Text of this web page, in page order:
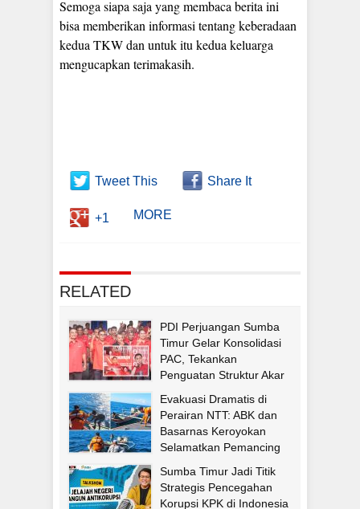
Semoga siapa saja yang membaca berita ini
bisa memberikan informasi tentang keberadaan
kedua TKW dan untuk itu kedua keluarga
mengucapkan terimakasih.
Tweet This Share It
+1 MORE
RELATED
PDI Perjuangan Sumba
Timur Gelar Konsolidasi
PAC, Tekankan
Penguatan Struktur Akar
Evakuasi Dramatis di
Perairan NTT: ABK dan
Basarnas Keroyokan
Selamatkan Pemancing
Sumba Timur Jadi Titik
Strategis Pencegahan
Korupsi KPK di Indonesia